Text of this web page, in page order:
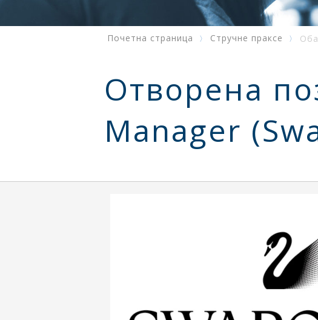
Почетна страница Стручне праксе
Отворена
Manager